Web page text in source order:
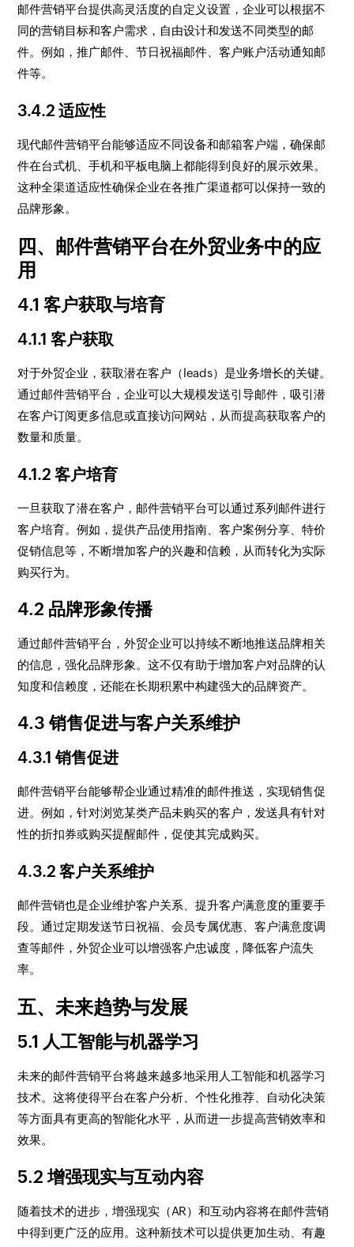
邮件营销平台提供高灵活度的自定义设置，企业可以根据不
同的营销目标和客户需求，自由设计和发送不同类型的邮
件。例如，推广邮件、节日祝福邮件、客户账户活动通知邮
件等。
3.4.2 适应性
现代邮件营销平台能够适应不同设备和邮箱客户端，确保邮
件在台式机、手机和平板电脑上都能得到良好的展示效果。
这种全渠道适应性确保企业在各推广渠道都可以保持一致的
品牌形象。
四、邮件营销平台在外贸业务中的应
用
4.1 客户获取与培育
4.1.1 客户获取
对于外贸企业，获取潜在客户（leads）是业务增长的关键。
通过邮件营销平台，企业可以大规模发送引导邮件，吸引潜
在客户订阅更多信息或直接访问网站，从而提高获取客户的
数量和质量。
4.1.2 客户培育
一旦获取了潜在客户，邮件营销平台可以通过系列邮件进行
客户培育。例如，提供产品使用指南、客户案例分享、特价
促销信息等，不断增加客户的兴趣和信赖，从而转化为实际
购买行为。
4.2 品牌形象传播
通过邮件营销平台，外贸企业可以持续不断地推送品牌相关
的信息，强化品牌形象。这不仅有助于增加客户对品牌的认
知度和信赖度，还能在长期积累中构建强大的品牌资产。
4.3 销售促进与客户关系维护
4.3.1 销售促进
邮件营销平台能够帮企业通过精准的邮件推送，实现销售促
进。例如，针对浏览某类产品未购买的客户，发送具有针对
性的折扣券或购买提醒邮件，促使其完成购买。
4.3.2 客户关系维护
邮件营销也是企业维护客户关系、提升客户满意度的重要手
段。通过定期发送节日祝福、会员专属优惠、客户满意度调
查等邮件，外贸企业可以增强客户忠诚度，降低客户流失
率。
五、未来趋势与发展
5.1 人工智能与机器学习
未来的邮件营销平台将越来越多地采用人工智能和机器学习
技术。这将使得平台在客户分析、个性化推荐、自动化决策
等方面具有更高的智能化水平，从而进一步提高营销效率和
效果。
5.2 增强现实与互动内容
随着技术的进步，增强现实（AR）和互动内容将在邮件营销
中得到更广泛的应用。这种新技术可以提供更加生动、有趣